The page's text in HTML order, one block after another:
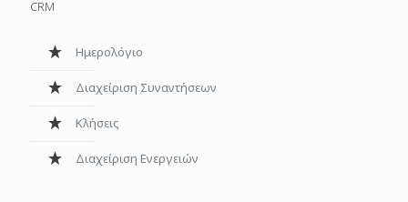
CRM
Ημερολόγιο
Διαχείριση Συναντήσεων
Κλήσεις
Διαχείριση Ενεργειών